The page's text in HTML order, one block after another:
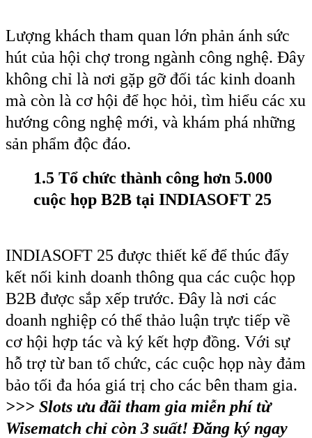
Lượng khách tham quan lớn phản ánh sức
hút của hội chợ trong ngành công nghệ. Đây
không chỉ là nơi gặp gỡ đối tác kinh doanh
mà còn là cơ hội để học hỏi, tìm hiểu các xu
hướng công nghệ mới, và khám phá những
sản phẩm độc đáo.
1.5 Tổ chức thành công hơn 5.000
cuộc họp B2B tại INDIASOFT 25
INDIASOFT 25 được thiết kế để thúc đẩy
kết nối kinh doanh thông qua các cuộc họp
B2B được sắp xếp trước. Đây là nơi các
doanh nghiệp có thể thảo luận trực tiếp về
cơ hội hợp tác và ký kết hợp đồng. Với sự
hỗ trợ từ ban tổ chức, các cuộc họp này đảm
bảo tối đa hóa giá trị cho các bên tham gia.
>>> Slots ưu đãi tham gia miễn phí từ
Wisematch chỉ còn 3 suất! Đăng ký ngay